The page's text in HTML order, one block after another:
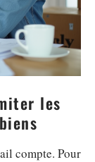
les
compte. Pour